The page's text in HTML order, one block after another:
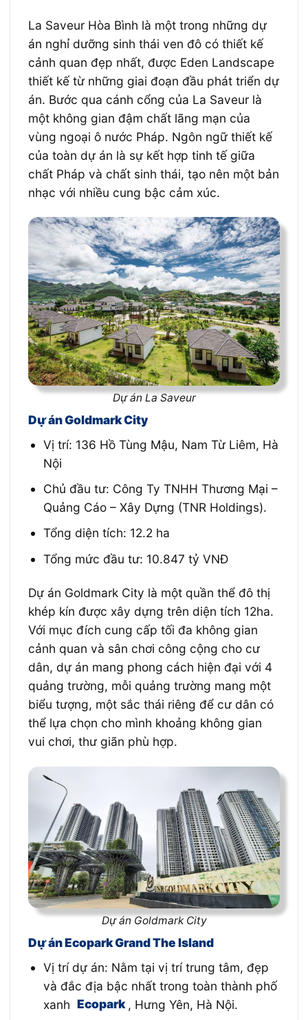
La Saveur Hòa Bình là một trong những dự
án nghỉ dưỡng sinh thái ven đô có thiết kế
cảnh quan đẹp nhất, được Eden Landscape
thiết kế từ những giai đoạn đầu phát triển dự
án. Bước qua cánh cổng của La Saveur là
một không gian đậm chất lãng mạn của
vùng ngoại ô nước Pháp. Ngôn ngữ thiết kế
của toàn dự án là sự kết hợp tinh tế giữa
chất Pháp và chất sinh thái, tạo nên một bản
nhạc với nhiều cung bậc cảm xúc.
Dự án La Saveur
Dự án Goldmark City
Vị trí: 136 Hồ Tùng Mậu, Nam Từ Liêm, Hà
Nội
Chủ đầu tư: Công Ty TNHH Thương Mại –
Quảng Cáo – Xây Dựng (TNR Holdings).
Tổng diện tích: 12.2 ha
Tổng mức đầu tư: 10.847 tỷ VNĐ
Dự án Goldmark City là một quần thể đô thị
khép kín được xây dựng trên diện tích 12ha.
Với mục đích cung cấp tối đa không gian
cảnh quan và sân chơi công cộng cho cư
dân, dự án mang phong cách hiện đại với 4
quảng trường, mỗi quảng trường mang một
biểu tượng, một sắc thái riêng để cư dân có
thể lựa chọn cho mình khoảng không gian
vui chơi, thư giãn phù hợp.
Dự án Goldmark City
Dự án Ecopark Grand The Island
Vị trí dự án: Nằm tại vị trí trung tâm, đẹp
và đắc địa bậc nhất trong toàn thành phố
xanh Ecopark , Hưng Yên, Hà Nội.